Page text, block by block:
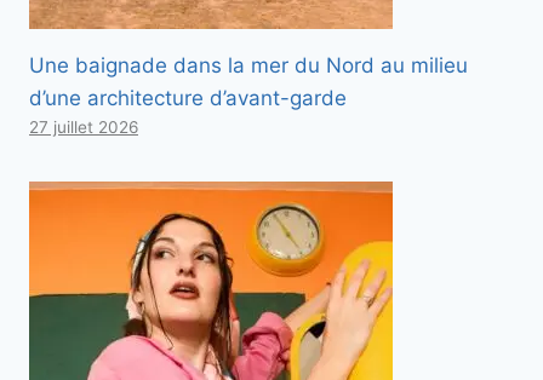
Une baignade dans la mer du Nord au milieu
d’une architecture d’avant-garde
27 juillet 2026